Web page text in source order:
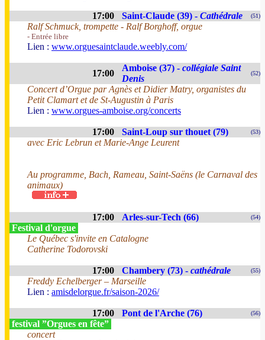
17:00 Saint-Claude (39) - Cathédrale (51)
Ralf Schmuck, trompette - Ralf Borghoff, orgue
- Entrée libre
Lien : www.orguesaintclaude.weebly.com/
17:00
Amboise (37) - collégiale Saint
Denis
(52)
Concert d’Orgue par Agnès et Didier Matry, organistes du
Petit Clamart et de St-Augustin à Paris
Lien : www.orgues-amboise.org/concerts
17:00 Saint-Loup sur thouet (79) (53)
avec Eric Lebrun et Marie-Ange Leurent
Au programme, Bach, Rameau, Saint-Saëns (le Carnaval des
animaux)
17:00 Arles-sur-Tech (66) (54)
Festival d'orgue
Le Québec s'invite en Catalogne
Catherine Todorovski
17:00 Chambery (73) - cathédrale (55)
Freddy Echelberger – Marseille
Lien : amisdelorgue.fr/saison-2026/
17:00 Pont de l'Arche (76) (56)
festival ”Orgues en fête”
concert